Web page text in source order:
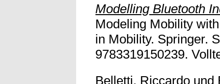
Modelling Bluetooth
Modeling Mobility
in Mobility. Springer.
9783319150239.
Belletti, Riccardo und